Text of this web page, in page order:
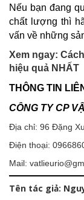
Nếu bạn đang
chất lượng thì
vấn về những
Xem ngay: Cách
hiệu quả NHẤT
THÔNG TIN
CÔNG TY CP
Địa chỉ: 96 Đặng
Điện thoại:
Mail:
Tên tác giả: